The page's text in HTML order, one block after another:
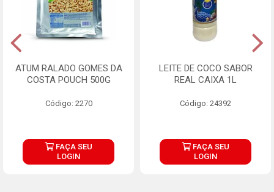
ATUM RALADO GOMES DA
COSTA POUCH 500G
Código: 2270
FAÇA SEU
LOGIN
LEITE DE COCO SABOR
REAL CAIXA 1L
Código: 24392
FAÇA SEU
LOGIN